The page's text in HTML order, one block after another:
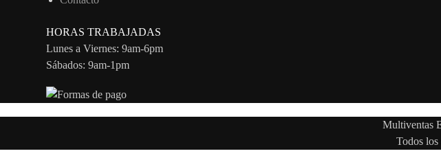
HORAS TRABAJADAS
Lunes a Viernes: 9am-6pm
Sábados: 9am-1pm
Multiventas
Todos los